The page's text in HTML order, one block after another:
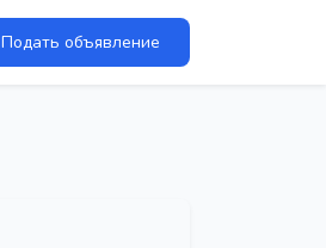
Подать объявление